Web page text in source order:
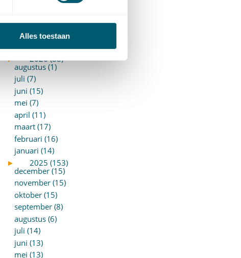
Alles toestaan
ARCHIEF
►
2026 (88)
augustus (1)
juli (7)
juni (15)
mei (7)
april (11)
maart (17)
februari (16)
januari (14)
►
2025 (153)
december (15)
november (15)
oktober (15)
september (8)
augustus (6)
juli (14)
juni (13)
mei (13)